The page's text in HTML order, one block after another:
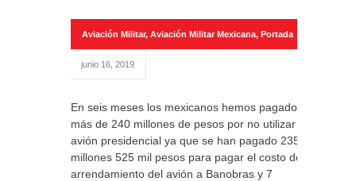
Aviación Militar, Aviación Militar Mexicana, Portada
junio 16, 2019
En seis meses los mexicanos hemos pagado
más de 240 millones de pesos por no utilizar el
avión presidencial ya que se han pagado 235
millones 525 mil pesos para pagar el costo del
arrendamiento del avión a Banobras y 7